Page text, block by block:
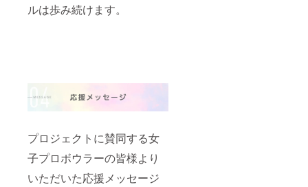
ルは歩み続けます。
プロジェクトに賛同する女
子プロボウラーの皆様より
いただいた応援メッセージ